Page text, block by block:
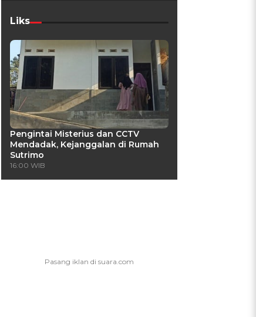
Liks
Pengintai Misterius dan CCTV
Mendadak, Kejanggalan di Rumah
Sutrimo
16:00 WIB